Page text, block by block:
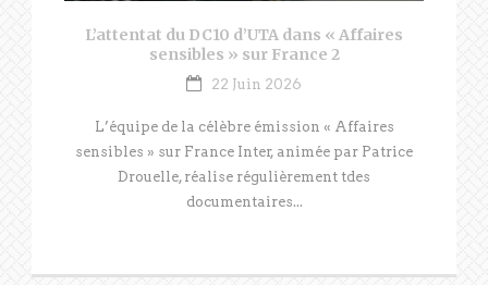
L’attentat du DC10 d’UTA dans « Affaires
sensibles » sur France 2
22 Juin 2026
L’équipe de la célèbre émission « Affaires
sensibles » sur France Inter, animée par Patrice
Drouelle, réalise régulièrement tdes
documentaires...